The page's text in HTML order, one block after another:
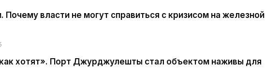
Почему власти не могут справиться с кризисом на железной
хотят». Порт Джурджулешты стал объектом наживы для